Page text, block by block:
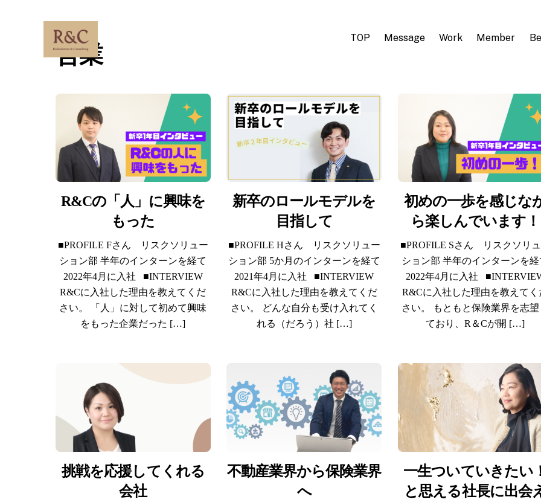
TOP Message Work Member
営業
R&Cの「人」に興味を
もった
■PROFILE Fさん リスクソリュー
ション部 半年のインターンを経て
2022年4月に入社 ■INTERVIEW
R&Cに入社した理由を教えてくだ
さい。 「人」に対して初めて興味
をもった企業だった […]
新卒のロールモデルを
目指して
■PROFILE Hさん リスクソリュー
ション部 5か月のインターンを経て
2021年4月に入社 ■INTERVIEW
R&Cに入社した理由を教えてくだ
さい。 どんな自分も受け入れてく
れる（だろう）社 […]
初めの一歩を感じな
ら楽しんでいます！
■PROFILE Sさん リスクソリ
ション部 半年のインターンを経
2022年4月に入社
R&Cに入社した理由を教えてく
さい。 もともと保険業界を志望
ており、R＆Cが開 […]
挑戦を応援してくれる
会社
不動産業界から保険業界
へ
一生ついていきたい
と思える社長に出会